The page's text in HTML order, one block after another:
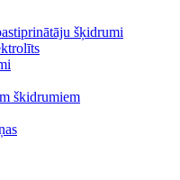
šķidrumi
škidrumiem